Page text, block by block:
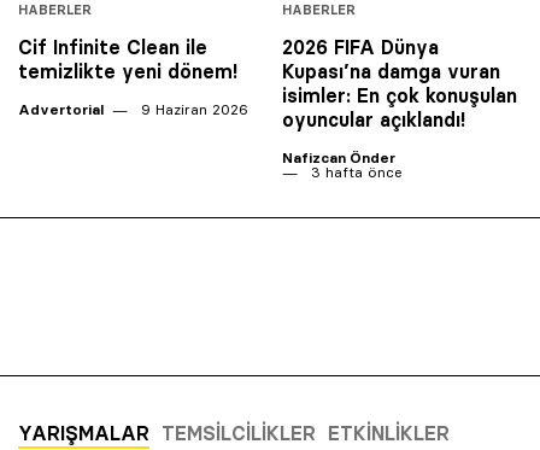
HABERLER
Cif Infinite Clean ile
temizlikte yeni dönem!
Advertorial 9 Haziran 2026
HABERLER
2026 FIFA Dünya
Kupası’na damga vuran
isimler: En çok konuşulan
oyuncular açıklandı!
Nafizcan Önder
3 hafta önce
YARIŞMALAR TEMSILCILIKLER ETKINLIKLER